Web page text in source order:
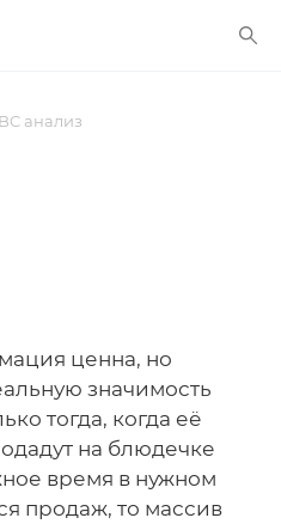
анализ
ценна, но
значимость
тогда, когда её
на блюдечке
время в нужном
продаж, то массив